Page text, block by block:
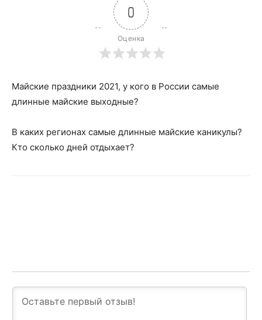
0
Оценка
Майские праздники 2021, у кого в России самые
длинные майские выходные?
В каких регионах самые длинные майские каникулы?
Кто сколько дней отдыхает?